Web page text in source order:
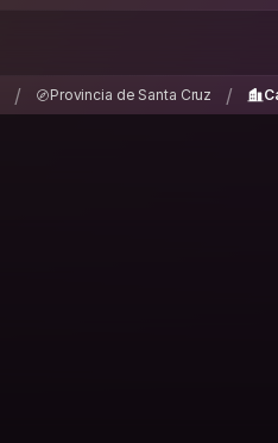
/ Provincia de Santa Cruz /